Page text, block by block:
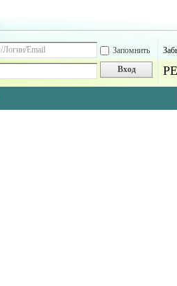
Запомнить
Вход